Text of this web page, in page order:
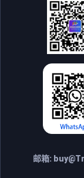
邮箱: